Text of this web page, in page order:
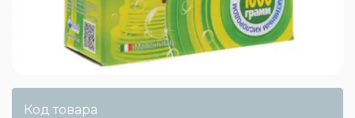
Код товара